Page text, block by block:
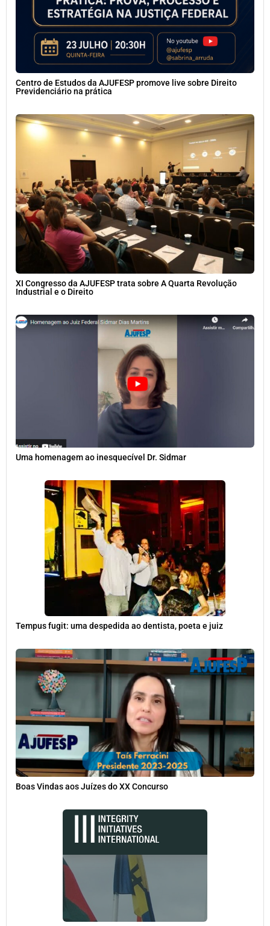
Centro de Estudos da AJUFESP promove live sobre Direito
Previdenciário na prática
XI Congresso da AJUFESP trata sobre A Quarta Revolução
Industrial e o Direito
Uma homenagem ao inesquecível Dr. Sidmar
Tempus fugit: uma despedida ao dentista, poeta e juiz
Boas Vindas aos Juízes do XX Concurso